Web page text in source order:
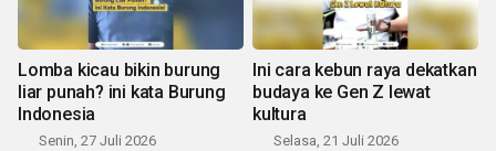
Lomba kicau bikin burung
liar punah? ini kata Burung
Indonesia
Senin, 27 Juli 2026
Ini cara kebun raya dekatkan
budaya ke Gen Z lewat
kultura
Selasa, 21 Juli 2026